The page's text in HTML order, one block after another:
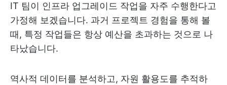
IT 팀이 인프라 업그레이드 작업을 자주 수행한다고
가정해 보겠습니다. 과거 프로젝트 경험을 통해 볼
때, 특정 작업들은 항상 예산을 초과하는 것으로 나
타났습니다.
역사적 데이터를 분석하고, 자원 활용도를 추적하